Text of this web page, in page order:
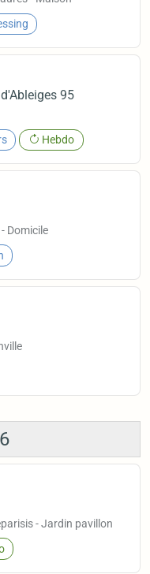
95
Hebdo
Domicile
- Jardin pavillon